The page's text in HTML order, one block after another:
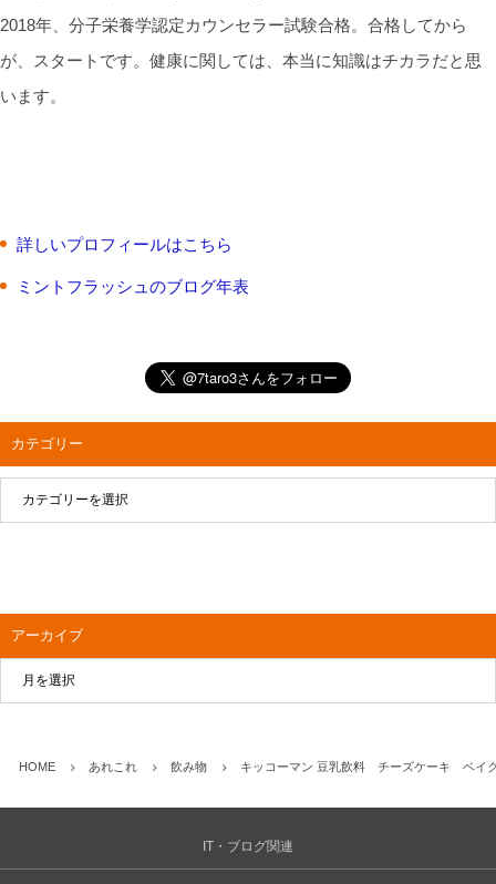
2018年、分子栄養学認定カウンセラー試験合格。合格してから
が、スタートです。健康に関しては、本当に知識はチカラだと思
います。
詳しいプロフィールはこちら
ミントフラッシュのブログ年表
カテゴリー
アーカイブ
HOME あれこれ 飲み物 キッコーマン 豆乳飲料 チーズケーキ ベイ
IT・ブログ関連